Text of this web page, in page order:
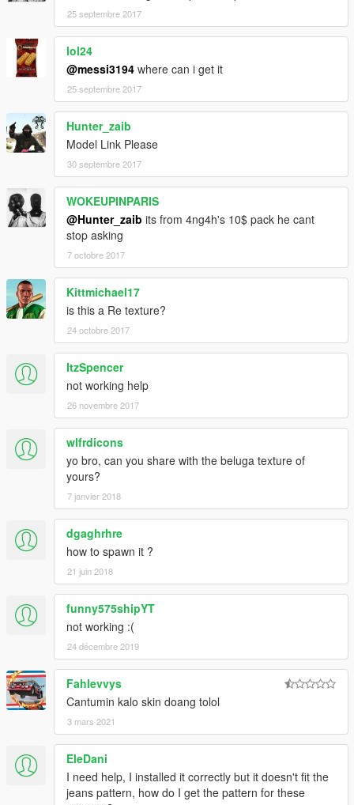
25 septembre 2017
lol24
@messi3194 where can i get it
25 septembre 2017
Hunter_zaib
Model Link Please
30 septembre 2017
WOKEUPINPARIS
@Hunter_zaib its from 4ng4h's 10$ pack he cant
stop asking
7 octobre 2017
Kittmichael17
is this a Re texture?
24 octobre 2017
ItzSpencer
not working help
26 novembre 2017
wlfrdicons
yo bro, can you share with the beluga texture of
yours?
7 janvier 2018
dgaghrhre
how to spawn it ?
21 juin 2018
funny575shipYT
not working :(
24 décembre 2019
Fahlevvys
Cantumin kalo skin doang tolol
3 mars 2021
EleDani
I need help, I installed it correctly but it doesn't fit the
jeans pattern, how do I get the pattern for these